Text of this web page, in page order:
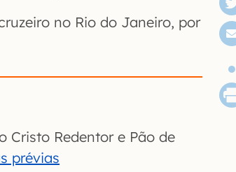
no Rio do Janeiro, por
Cristo Redentor e Pão de
prévias